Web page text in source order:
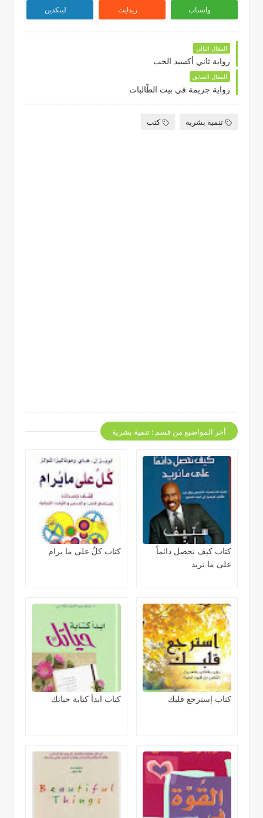
واتساب ريدايت لينكدين
المقال التالي
رواية ثاني أكسيد الحب
المقال السابق
رواية جريمة في بيت الطّالبات
تنمية بشرية كتب
أخر المواضيع من قسم : تنمية بشرية
كتاب كيف نحصل دائماً
على ما نريد
كتاب كلٌ على ما يرام
كتاب إسترجع قلبك كتاب ابدأ كتابة حياتك